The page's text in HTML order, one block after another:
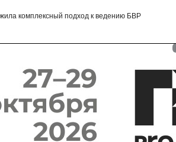
комплексный подход к ведению БВР